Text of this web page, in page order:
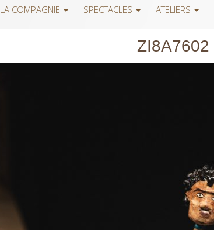
ZI8A7602
LA COMPAGNIE SPECTACLES ATELIERS